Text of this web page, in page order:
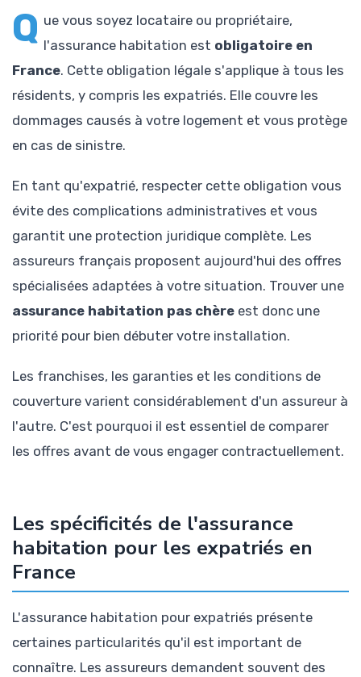
Q ue vous soyez locataire ou propriétaire,
l'assurance habitation est obligatoire en
France. Cette obligation légale s'applique à tous les
résidents, y compris les expatriés. Elle couvre les
dommages causés à votre logement et vous protège
en cas de sinistre.
En tant qu'expatrié, respecter cette obligation vous
évite des complications administratives et vous
garantit une protection juridique complète. Les
assureurs français proposent aujourd'hui des offres
spécialisées adaptées à votre situation. Trouver une
assurance habitation pas chère est donc une
priorité pour bien débuter votre installation.
Les franchises, les garanties et les conditions de
couverture varient considérablement d'un assureur à
l'autre. C'est pourquoi il est essentiel de comparer
les offres avant de vous engager contractuellement.
Les spécificités de l'assurance
habitation pour les expatriés en
France
L'assurance habitation pour expatriés présente
certaines particularités qu'il est important de
connaître. Les assureurs demandent souvent des